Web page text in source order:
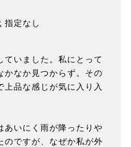
指定なし
ていました。私にとって
かなか見つからず。その
上品な感じが気に入り入
あいにく雨が降ったりや
のですが、なぜか私が外